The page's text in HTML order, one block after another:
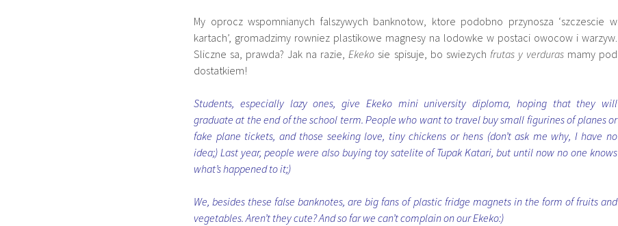
My oprocz wspomnianych falszywych banknotow, ktore podobno przynosza ‘szczescie w
kartach’, gromadzimy rowniez plastikowe magnesy na lodowke w postaci owocow i warzyw.
Sliczne sa, prawda? Jak na razie,Ekeko sie spisuje, bo swiezych frutas y verdurasmamy pod
dostatkiem!
Students, especially lazy ones, give Ekeko mini university diploma, hoping that they will
graduate at the end of the school term. People who want to travel buy small figurines of planes or
fake plane tickets, and those seeking love, tiny chickens or hens (don’t ask me why, I have no
idea;) Last year, people were also buying toy satelite of Tupak Katari, but until now no one knows
what’s happened to it;)
We, besides these false banknotes, are big fans of plastic fridge magnets in the form of fruits and
vegetables. Aren’t they cute? And so far we can’t complain on our Ekeko:)